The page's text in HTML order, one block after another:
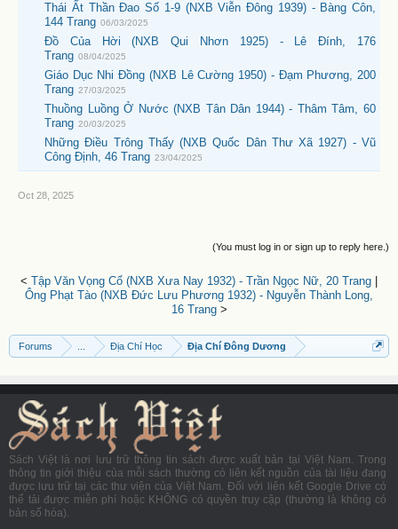
Thái Ất Thần Đao Số 1-9 (NXB Viễn Đông 1939) - Bàng Côn,
144 Trang 06/03/2025
Đồ Của Hời (NXB Qui Nhơn 1925) - Lê Đính, 176
Trang 08/04/2025
Giáo Dục Nhi Đồng (NXB Lê Cường 1950) - Đạm Phương, 200
Trang 27/03/2025
Thuồng Luồng Ở Nước (NXB Tân Dân 1944) - Thâm Tâm, 60
Trang 20/03/2025
Những Điều Trông Thấy (NXB Quốc Dân Thư Xã 1927) - Vũ
Công Định, 46 Trang 23/04/2025
Oct 28, 2025
(You must log in or sign up to reply here.)
< Tập Văn Vọng Cổ (NXB Xưa Nay 1932) - Trần Ngọc Nữ, 20 Trang
Ông Phạt Tào (NXB Đức Lưu Phương 1932) - Nguyễn Thành Long,
16 Trang>
Forums Địa Chí Học Địa Chí Đông Dương
Sách Việt là nơi lưu trữ thông tin sách được xuất bản tại Việt Nam. Trong
thông tin giới thiệu của mỗi sách thường có liên kết nguồn của tài liệu đang
được lưu trữ tại các thư viện của Việt Nam. Đối với liên kết Google Drive có
thể tải được miễn phí hoặc KHÔNG có quyền truy cập (thường là không có
bản số hóa).